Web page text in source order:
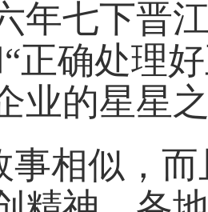
年七下晋
正确处理
业的星星
事相似，